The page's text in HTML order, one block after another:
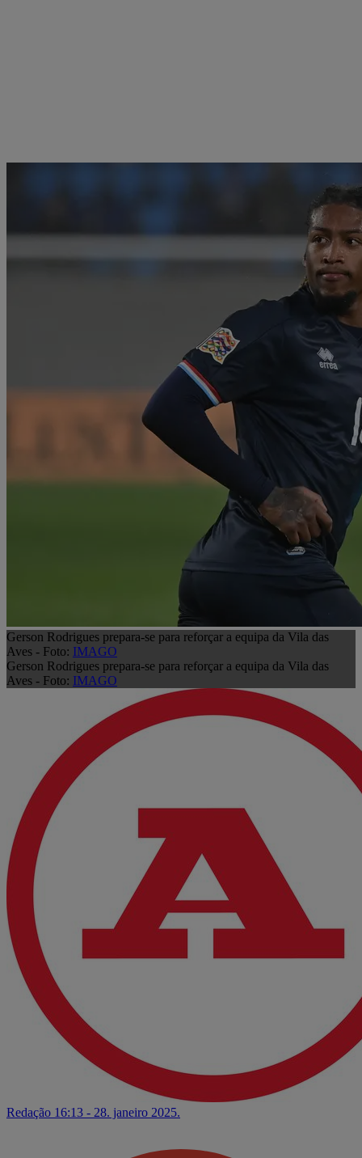
Gerson Rodrigues prepara-se para reforçar a equipa da Vila das
Aves - Foto: IMAGO
Gerson Rodrigues prepara-se para reforçar a equipa da Vila das
Aves - Foto: IMAGO
Redação 16:13 - 28. janeiro 2025.